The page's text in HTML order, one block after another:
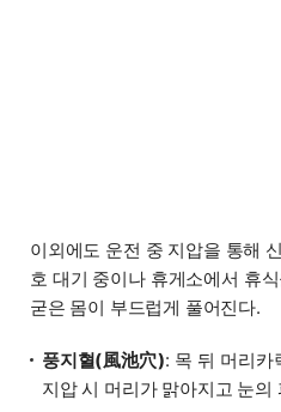
이외에도 운전 중 지압을 통해
호 대기 중이나 휴게소에서 휴
굳은 몸이 부드럽게 풀어진다.
풍지혈(風池穴): 목 뒤 머리카
지압 시 머리가 맑아지고 눈